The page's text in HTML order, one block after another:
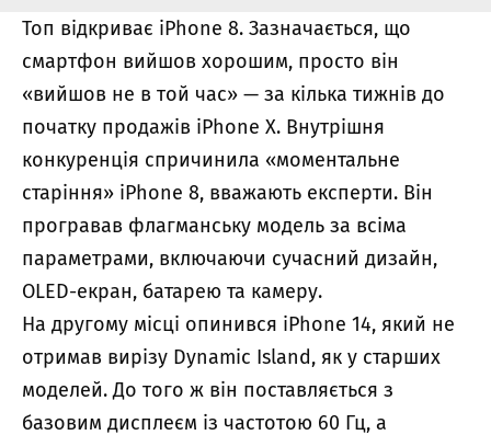
Топ відкриває iPhone 8. Зазначається, що
смартфон вийшов хорошим, просто він
«вийшов не в той час» — за кілька тижнів до
початку продажів iPhone X. Внутрішня
конкуренція спричинила «моментальне
старіння» iPhone 8, вважають експерти. Він
програвав флагманську модель за всіма
параметрами, включаючи сучасний дизайн,
OLED-екран, батарею та камеру.
На другому місці опинився iPhone 14, який не
отримав вирізу Dynamic Island, як у старших
моделей. До того ж він поставляється з
базовим дисплеєм із частотою 60 Гц, а